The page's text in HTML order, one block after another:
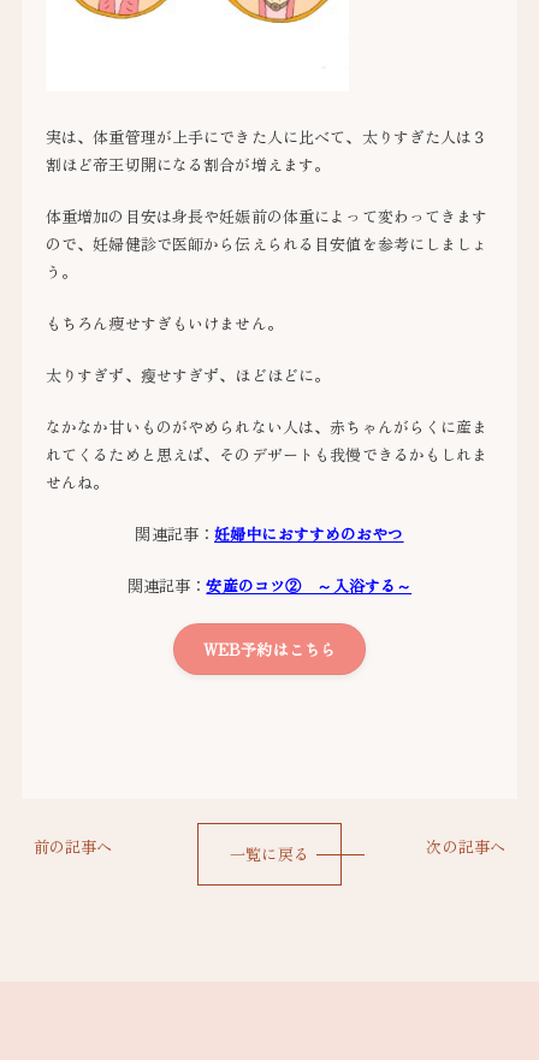
実は、体重管理が上手にできた人に比べて、太りすぎた人は３
割ほど帝王切開になる割合が増えます。
体重増加の目安は身長や妊娠前の体重によって変わってきます
ので、妊婦健診で医師から伝えられる目安値を参考にしましょ
う。
もちろん痩せすぎもいけません。
太りすぎず、瘦せすぎず、ほどほどに。
なかなか甘いものがやめられない人は、赤ちゃんがらくに産ま
れてくるためと思えば、そのデザートも我慢できるかもしれま
せんね。
関連記事：妊婦中におすすめのおやつ
関連記事：安産のコツ② ～入浴する～
WEB予約はこちら
前の記事へ 一覧に戻る 次の記事へ